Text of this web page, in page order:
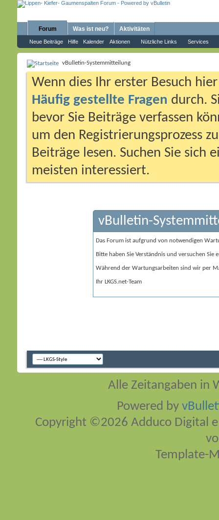
Forum
Neue Beiträge Hilfe Kalender Aktionen Nützliche Links Services
Was ist neu? Aktivitäten
vBulletin-Systemmitteilung
Wenn dies Ihr erster Besuch
Häufig gestellte Fragen durch.
bevor Sie Beiträge verfassen
um den Registrierungsprozess
Beiträge lesen. Suchen Sie sich
meisten interessiert.
vBulletin-
Das Forum ist aufgrund von notwendigen
Bitte haben Sie Verständnis und versuchen Sie
Während der Wartungsarbeiten sind wir per
Ihr LKGS.net-Team
Alle Zeitangaben in
Powered by
Copyright ©2026 Adduco Digital
Template-